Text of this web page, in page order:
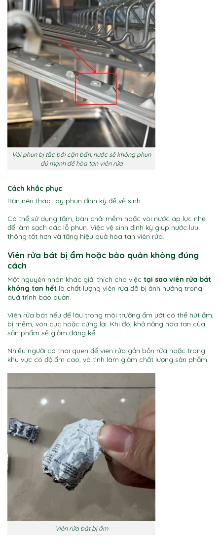
Vòi phun bị tắc bởi cặn bẩn, nước sẽ không phun
đủ mạnh để hòa tan viên rửa
Cách khắc phục
Bạn nên tháo tay phun định kỳ để vệ sinh.
Có thể sử dụng tăm, bàn chải mềm hoặc vòi nước áp lực nhẹ
để làm sạch các lỗ phun. Việc vệ sinh định kỳ giúp nước lưu
thông tốt hơn và tăng hiệu quả hòa tan viên rửa.
Viên rửa bát bị ẩm hoặc bảo quản không đúng
cách
Một nguyên nhân khác giải thích cho việc tại sao viên rửa bát
không tan hết là chất lượng viên rửa đã bị ảnh hưởng trong
quá trình bảo quản.
Viên rửa bát nếu để lâu trong môi trường ẩm ướt có thể hút ẩm,
bị mềm, vón cục hoặc cứng lại. Khi đó, khả năng hòa tan của
sản phẩm sẽ giảm đáng kể.
Nhiều người có thói quen để viên rửa gần bồn rửa hoặc trong
khu vực có độ ẩm cao, vô tình làm giảm chất lượng sản phẩm.
Viên rửa bát bị ẩm